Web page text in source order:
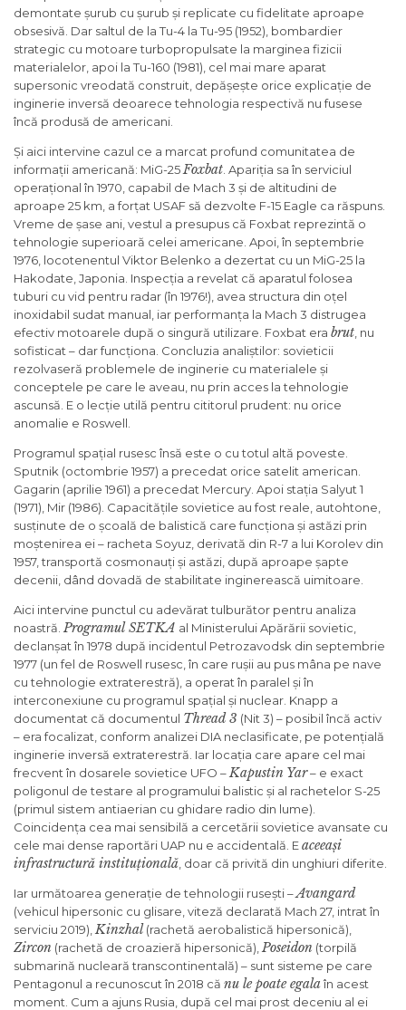
demontate șurub cu șurub și replicate cu fidelitate aproape
obsesivă. Dar saltul de la Tu-4 la Tu-95 (1952), bombardier
strategic cu motoare turbopropulsate la marginea fizicii
materialelor, apoi la Tu-160 (1981), cel mai mare aparat
supersonic vreodată construit, depășește orice explicație de
inginerie inversă deoarece tehnologia respectivă nu fusese
încă produsă de americani.
Și aici intervine cazul ce a marcat profund comunitatea de
informații americană: MiG-25Foxbat . Apariția sa în serviciul
operațional în 1970, capabil de Mach 3 și de altitudini de
aproape 25 km, a forțat USAF să dezvolte F-15 Eagle ca răspuns.
Vreme de șase ani, vestul a presupus că Foxbat reprezintă o
tehnologie superioară celei americane. Apoi, în septembrie
1976, locotenentul Viktor Belenko a dezertat cu un MiG-25 la
Hakodate, Japonia. Inspecția a revelat că aparatul folosea
tuburi cu vid pentru radar (în 1976!), avea structura din oțel
inoxidabil sudat manual, iar performanța la Mach 3 distrugea
efectiv motoarele după o singură utilizare. Foxbat era brut , nu
sofisticat – dar funcționa. Concluzia analiștilor: sovieticii
rezolvaseră problemele de inginerie cu materialele și
conceptele pe care le aveau, nu prin acces la tehnologie
ascunsă. E o lecție utilă pentru cititorul prudent: nu orice
anomalie e Roswell.
Programul spațial rusesc însă este o cu totul altă poveste.
Sputnik (octombrie 1957) a precedat orice satelit american.
Gagarin (aprilie 1961) a precedat Mercury. Apoi stația Salyut 1
(1971), Mir (1986). Capacitățile sovietice au fost reale, autohtone,
susținute de o școală de balistică care funcționa și astăzi prin
moștenirea ei – racheta Soyuz, derivată din R-7 a lui Korolev din
1957, transportă cosmonauți și astăzi, după aproape șapte
decenii, dând dovadă de stabilitate inginerească uimitoare.
Aici intervine punctul cu adevărat tulburător pentru analiza
noastră. Programul SETKA al Ministerului Apărării sovietic,
declanșat în 1978 după incidentul Petrozavodsk din septembrie
1977 (un fel de Roswell rusesc, în care rușii au pus mâna pe nave
cu tehnologie extraterestră), a operat în paralel și în
interconexiune cu programul spațial și nuclear. Knapp a
documentat că documentul Thread 3 (Nit 3) – posibil încă activ
– era focalizat, conform analizei DIA neclasificate, pe potențială
inginerie inversă extraterestră. Iar locația care apare cel mai
frecvent în dosarele sovietice UFO –Kapustin Yar– e exact
poligonul de testare al programului balistic și al rachetelor S-25
(primul sistem antiaerian cu ghidare radio din lume).
Coincidența cea mai sensibilă a cercetării sovietice avansate cu
cele mai dense raportări UAP nu e accidentală. Eaceeași
infrastructură instituțională , doar că privită din unghiuri diferite.
Iar următoarea generație de tehnologii rusești –Avangard
(vehicul hipersonic cu glisare, viteză declarată Mach 27, intrat în
serviciu 2019), Kinzhal (rachetă aerobalistică hipersonică),
Zircon (rachetă de croazieră hipersonică), Poseidon (torpilă
submarină nucleară transcontinentală) – sunt sisteme pe care
Pentagonul a recunoscut în 2018 că nu le poate egalaîn acest
moment. Cum a ajuns Rusia, după cel mai prost deceniu al ei